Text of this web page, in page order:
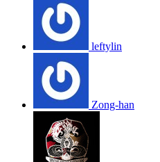
leftylin
Zong-han